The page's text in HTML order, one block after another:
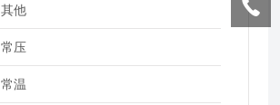
其他
常压
常温